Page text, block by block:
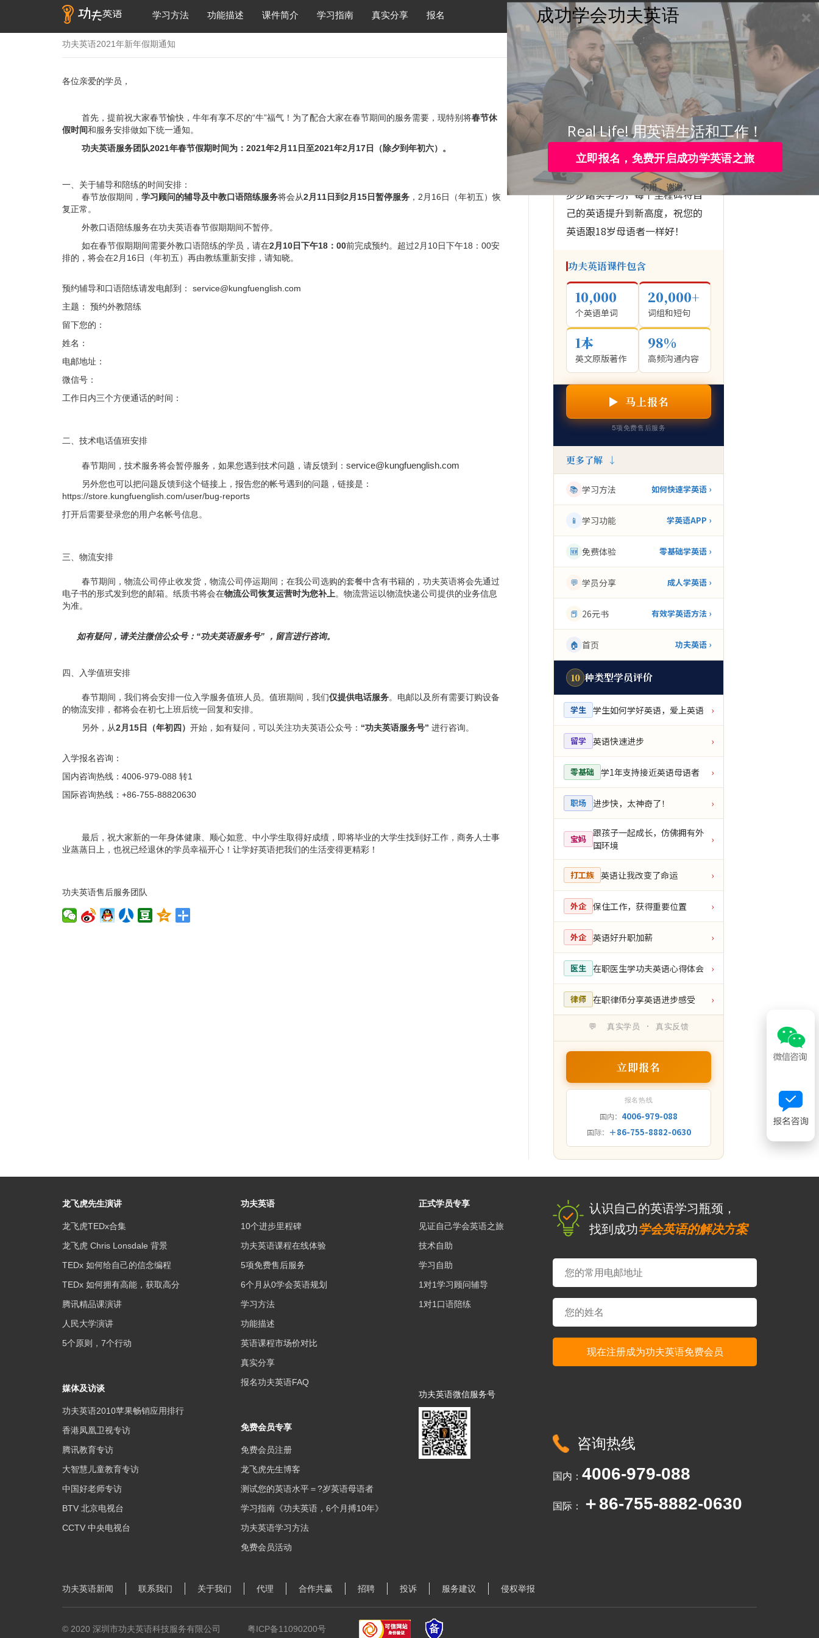
学习方法 功能描述 课件简介 学习指南 真实分享 报名 学员登录
功夫英语2021年新年假期通知 咨询热线：4006-979-088 或 +86-755-88820630
各位亲爱的学员，
首先，提前祝大家春节愉快，牛年有享不尽的“牛”福气！为了配合大家在春节期间的服务需要，现特别将春节休
假时间和服务安排做如下统一通知。
功夫英语服务团队2021年春节假期时间为：2021年2月11日至2021年2月17日（除夕到年初六）。
一、关于辅导和陪练的时间安排：
春节放假期间， 学习顾问的辅导及中教口语陪练服务将会从2月11日到2月15日暂停服务 ，2月16日（年初五）恢
复正常。
外教口语陪练服务在功夫英语春节假期期间不暂停。
如在春节假期期间需要外教口语陪练的学员，请在2月10日下午18：00前完成预约。超过2月10日下午18：00安
排的，将会在2月16日（年初五）再由教练重新安排，请知晓。
预约辅导和口语陪练请发电邮到： service@kungfuenglish.com
主题： 预约外教陪练
留下您的：
姓名：
电邮地址：
微信号：
工作日内三个方便通话的时间：
二、技术电话值班安排
春节期间，技术服务将会暂停服务，如果您遇到技术问题，请反馈到： service@kungfuenglish.com
另外您也可以把问题反馈到这个链接上，报告您的帐号遇到的问题，链接是：
https://store.kungfuenglish.com/user/bug-reports
打开后需要登录您的用户名帐号信息。
三、物流安排
春节期间，物流公司停止收发货，物流公司停运期间；在我公司选购的套餐中含有书籍的，功夫英语将会先通过
电子书的形式发到您的邮箱。纸质书将会在物流公司恢复运营时为您补上。物流营运以物流快递公司提供的业务信息
为准。
如有疑问，请关注微信公众号：“功夫英语服务号” ，留言进行咨询。
四、入学值班安排
春节期间，我们将会安排一位入学服务值班人员。值班期间，我们仅提供电话服务。电邮以及所有需要订购设备
的物流安排，都将会在初七上班后统一回复和安排。
另外，从2月15日（年初四） 开始，如有疑问，可以关注功夫英语公众号： “功夫英语服务号” 进行咨询。
入学报名咨询：
国内咨询热线：4006-979-088 转1
国际咨询热线：+86-755-88820630
最后，祝大家新的一年身体健康、顺心如意、中小学生取得好成绩，即将毕业的大学生找到好工作，商务人士事
业蒸蒸日上，也祝已经退休的学员幸福开心！让学好英语把我们的生活变得更精彩！
功夫英语售后服务团队
▶ KUNGFU ENGLISH
下定决心
成功学会英语
跟随功夫英语的10个里程碑， 一
步步踏实学习，每个里程碑将自
己的英语提升到新高度，祝您的
英语跟18岁母语者一样好！
功夫英语课件包含
10,000
个英语单词
20,000+
词组和短句
1本
英文原版著作
98%
高频沟通内容
▶ 马上报名
5项免费售后服务
更多了解 ↓
📚 学习方法 如何快速学英语 ›
📱 学习功能 学英语APP ›
🆕 免费体验 零基础学英语 ›
💬 学员分享 成人学英语 ›
📕 26元书 有效学英语方法 ›
🏠 首页 功夫英语 ›
10 种类型学员评价
学生 学生如何学好英语，爱上英语 ›
留学 英语快速进步 ›
零基础 学1年支持接近英语母语者 ›
职场 进步快，太神奇了！ ›
宝妈
跟孩子一起成长，仿佛拥有外
国环境
›
打工族 英语让我改变了命运 ›
外企 保住工作，获得重要位置 ›
外企 英语好升职加薪 ›
医生 在职医生学功夫英语心得体会 ›
律师 在职律师分享英语进步感受 ›
💬 真实学员 · 真实反馈
立即报名
报名热线
国内： 4006-979-088
国际： ＋86-755-8882-0630
龙飞虎先生演讲
龙飞虎TEDx合集
龙飞虎 Chris Lonsdale 背景
TEDx 如何给自己的信念编程
TEDx 如何拥有高能，获取高分
腾讯精品课演讲
人民大学演讲
5个原则，7个行动
媒体及访谈
功夫英语2010苹果畅销应用排行
香港凤凰卫视专访
腾讯教育专访
大智慧儿童教育专访
中国好老师专访
BTV 北京电视台
CCTV 中央电视台
功夫英语
10个进步里程碑
功夫英语课程在线体验
5项免费售后服务
6个月从0学会英语规划
学习方法
功能描述
英语课程市场价对比
真实分享
报名功夫英语FAQ
免费会员专享
免费会员注册
龙飞虎先生博客
测试您的英语水平＝?岁英语母语者
学习指南《功夫英语，6个月搏10年》
功夫英语学习方法
免费会员活动
正式学员专享
见证自己学会英语之旅
技术自助
学习自助
1对1学习顾问辅导
1对1口语陪练
功夫英语微信服务号
认识自己的英语学习瓶颈，
找到成功学会英语的解决方案
咨询热线
国内： 4006-979-088
国际： ＋86-755-8882-0630
功夫英语新闻 联系我们 关于我们 代理 合作共赢 招聘 投诉 服务建议 侵权举报
© 2020 深圳市功夫英语科技服务有限公司 粤ICP备11090200号
立即报名，免费开启成功学英语之旅
成功学会功夫英语
Real Life! 用英语生活和工作！
不用， 谢谢。